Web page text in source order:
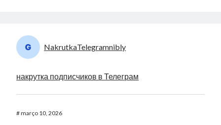
NakrutkaTelegramnibly
накрутка подписчиков в Телеграм
#março 10, 2026